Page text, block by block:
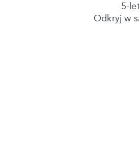
5-
Odkryj w